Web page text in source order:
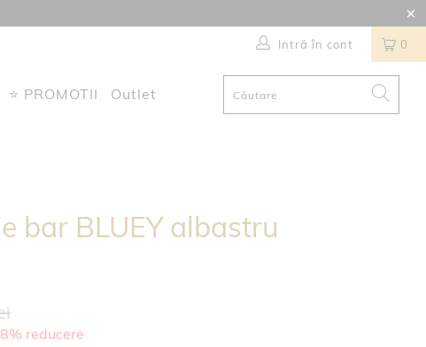
0
Intră în cont
⭐ PROMOTII Outlet
bar BLUEY albastru
reducere